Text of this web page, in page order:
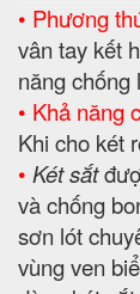
• Phương
vân tay kết
năng chống
• Khả năng
Khi cho két
• Két sắt
và chống
sơn lót
vùng ven